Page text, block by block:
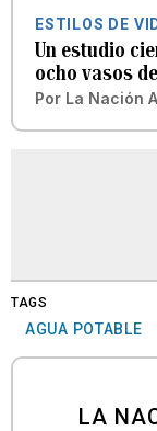
ESTILOS DE
Un estudio
ocho vasos
Por La Nación
TAGS
AGUA POTABLE
LA